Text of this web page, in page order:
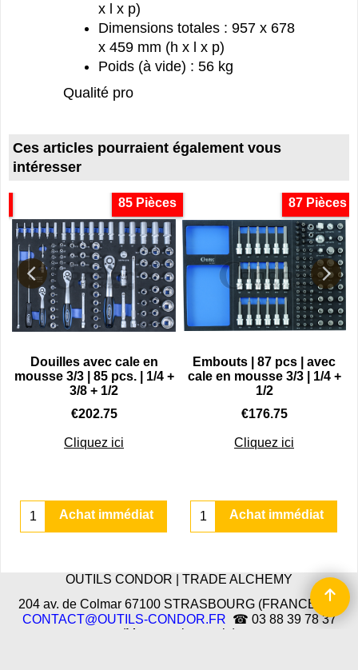
x l x p)
Dimensions totales : 957 x 678
x 459 mm (h x l x p)
Poids (à vide) : 56 kg
Qualité pro
Ces articles pourraient également vous
intéresser
85 Pièces
Douilles avec cale en
mousse 3/3 | 85 pcs. | 1/4 +
3/8 + 1/2
€202.75
Cliquez ici
Achat immédiat
87 Pièces
Embouts | 87 pcs | avec
cale en mousse 3/3 | 1/4 +
1/2
€176.75
Cliquez ici
Achat immédiat
OUTILS CONDOR | TRADE ALCHEMY
204 av. de Colmar 67100 STRASBOURG (FRANCE) | ✉
CONTACT@OUTILS-CONDOR.FR ☎ 03 88 39 78 37
(Messagerie vocale)